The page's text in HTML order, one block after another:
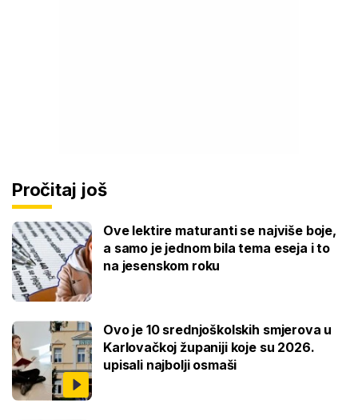
Pročitaj još
Ove lektire maturanti se najviše boje,
a samo je jednom bila tema eseja i to
na jesenskom roku
Ovo je 10 srednjoškolskih smjerova u
Karlovačkoj županiji koje su 2026.
upisali najbolji osmaši